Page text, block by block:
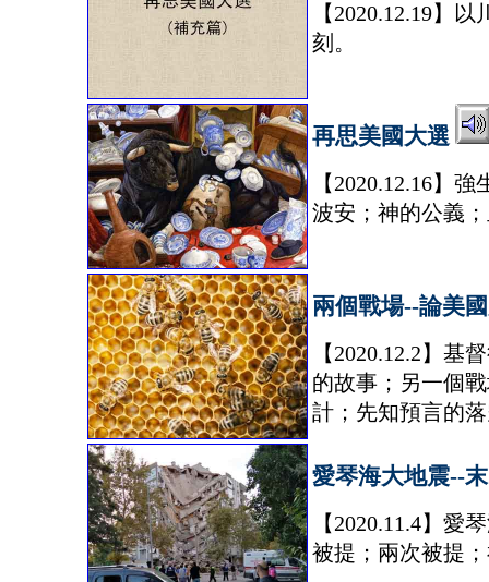
【2020.12.19】
刻。
再思美國大選
【2020.12.16】
波安；神的公義
兩個戰場--論美
【2020.12.2】
的故事；另一個
計；先知預言的
愛琴海大地震--
【2020.11.4】
被提；兩次被提